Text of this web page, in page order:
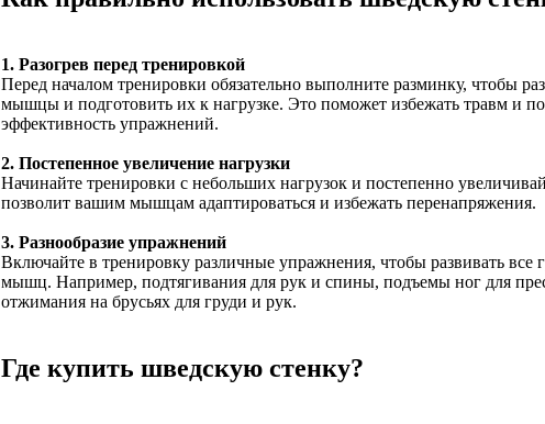
1. Разогрев перед тренировкой
Перед началом тренировки обязательно выполните разминку, чтобы
мышцы и подготовить их к нагрузке. Это поможет избежать травм и
эффективность упражнений.
2. Постепенное увеличение нагрузки
Начинайте тренировки с небольших нагрузок и постепенно
позволит вашим мышцам адаптироваться и избежать перенапряжения.
3. Разнообразие упражнений
Включайте в тренировку различные упражнения, чтобы развивать все
мышц. Например, подтягивания для рук и спины, подъемы ног для
отжимания на брусьях для груди и рук.
Где купить шведскую стенку?